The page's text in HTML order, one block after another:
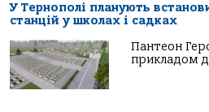
У Тернополі планують
станцій у школах і садках
Пантеон
прикладом